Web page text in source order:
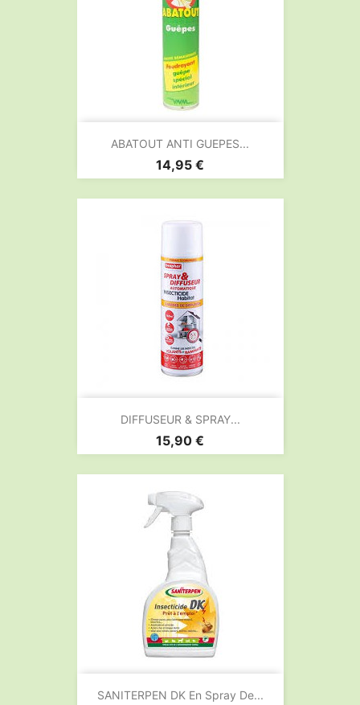
ABATOUT ANTI GUEPES...
Prix
14,95 €
DIFFUSEUR & SPRAY...
Prix
15,90 €
SANITERPEN DK En Spray De...